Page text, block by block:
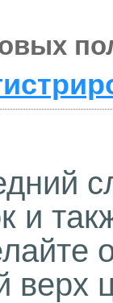
и
верх